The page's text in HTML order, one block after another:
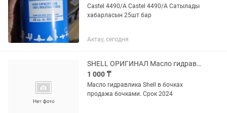
Castel 4490/A Castel 4490/A Сатылады
хабарласын 25шт бар
Актау, сегодня
SHELL ОРИГИНАЛ Масло гидравлика импорт
1 000 ₸
Масло гидравлика Shell в бочках
продажа бочками. Срок 2024